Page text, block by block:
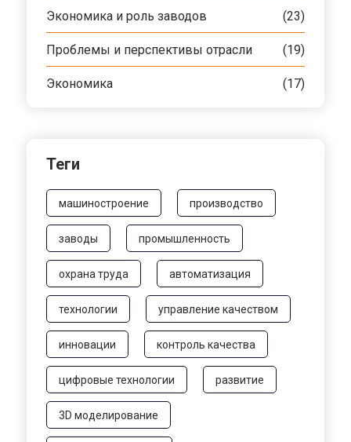
Экономика и роль заводов (23)
Проблемы и перспективы отрасли (19)
Экономика (17)
Теги
машиностроение производство
заводы промышленность
охрана труда автоматизация
технологии управление качеством
инновации контроль качества
цифровые технологии развитие
3D моделирование